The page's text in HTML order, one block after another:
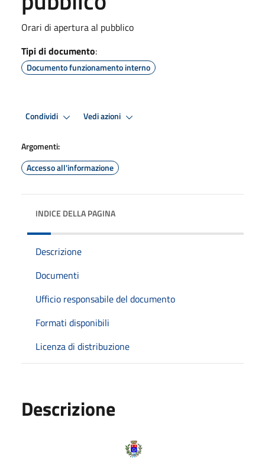
Orari di apertura al pubblico
Tipi di documento:
Documento funzionamento interno
Condividi Vedi azioni
Argomenti:
Accesso all'informazione
INDICE DELLA PAGINA
Descrizione
Documenti
Ufficio responsabile del documento
Formati disponibili
Licenza di distribuzione
Descrizione